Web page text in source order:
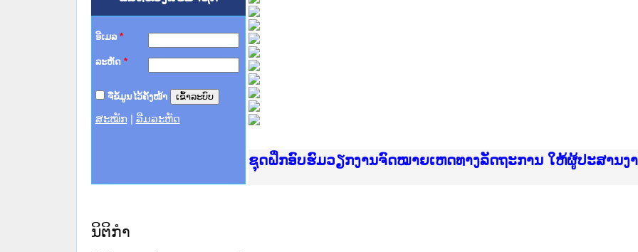
ອີເມລ *
ລະຫັດ *
ຈື່ຂໍ້ມູນໄວ້ຄັ້ງໜ້າ
ສະໝັກ ລືມລະຫັດ
Ministry of Justice Lao PDR
ເຜີຍແຜ່ວັບໄຊຈົດໝາຍເຫດທາງລັດຖະການ ແລະ ແອັບກົດໝາຍລາ
ກະຊວງຍຸຕິທຳ
ຊຸດຝຶກອົບຮົມວຽກງານຈົດໝາຍເຫດທາງລັດຖະການ ໃຫ້ຜູ້ປະສານງ
ກອງປະຊຸມທົບທວນຄືນການຈັດຕັ້ງປະຕິບັດວຽກງານຈົດໝາຍເຫດທາ
ຝຶກອົບຮົມ ຜູ່ປະສານງານວຽກງານຈົດໝາຍເຫດທາງລັດຖະການ ສຳ
ຝຶກອົບຮົມ ຜູ່ປະສານງານວຽກງານຈົດໝາຍເຫດທາງລັດຖະການ ສຳ
ເຜີຍແຜ່ແອັບກົດໝາຍລາວ ແລະ ເວັບໄຊຈົດໝາຍເຫດທາງລັດຖະກ
ເຜີຍແຜ່ແອັບກົດໝາຍລາວ ແລະ ເວັບໄຊຈົດໝາຍເຫດທາງລັດຖະກ
ຍົກລະດັບວຽກງານຈົດໝາຍເຫດທາງລັດຖະການໃຫ້ຜູ້ປະສານງານ
ຊຸດຝຶກອົບຮົມວຽກງານຈົດໝາຍເຫດທາງລັດຖະການ ໃຫ້ຜູ້ປະສານງ
ນິຕິກໍາ